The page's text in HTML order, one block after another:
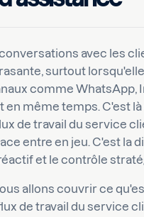
avec les
surtout
comme WhatsApp,
en même temps. C'est là
de travail du service
entre en jeu. C'est la
et le contrôle
allons couvrir ce
de travail du service